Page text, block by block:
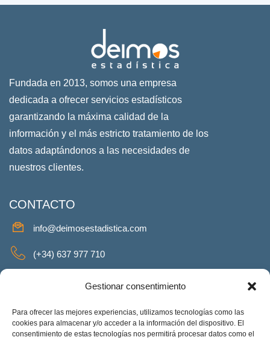
Gestionar consentimiento
Para ofrecer las mejores experiencias, utilizamos tecnologías como las
cookies para almacenar y/o acceder a la información del dispositivo. El
consentimiento de estas tecnologías nos permitirá procesar datos como el
Fundada en 2013, somos una empresa
dedicada a ofrecer servicios estadísticos
garantizando la máxima calidad de la
información y el más estricto tratamiento de los
datos adaptándonos a las necesidades de
nuestros clientes.
CONTACTO
info@deimosestadistica.com
(+34) 637 977 710